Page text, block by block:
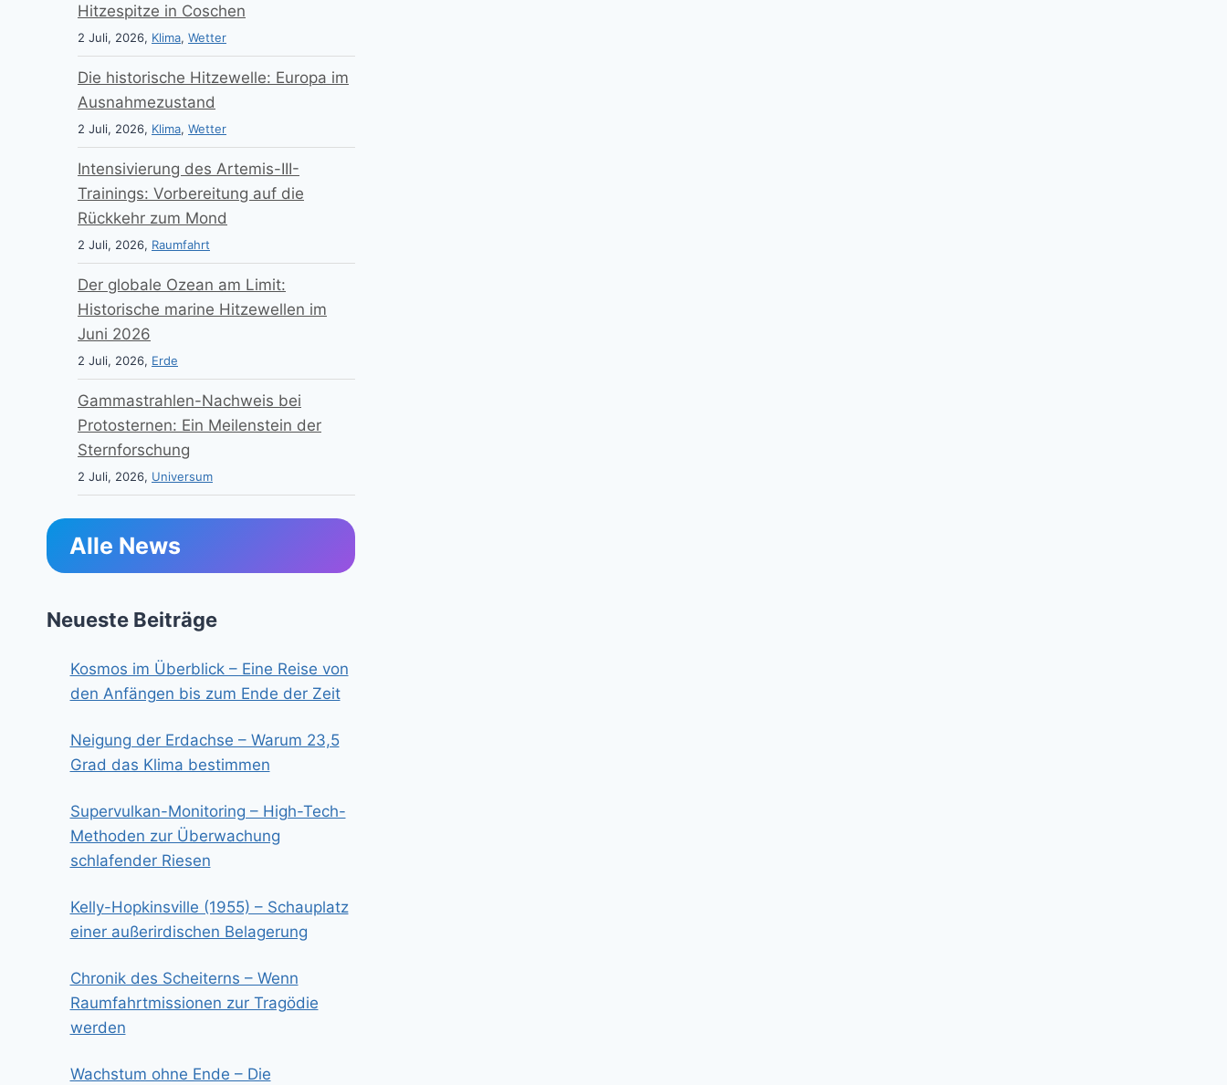
Hitzespitze in Coschen
2 Juli, 2026, Klima, Wetter
Die historische Hitzewelle: Europa im
Ausnahmezustand
2 Juli, 2026, Klima, Wetter
Intensivierung des Artemis-III-
Trainings: Vorbereitung auf die
Rückkehr zum Mond
2 Juli, 2026, Raumfahrt
Der globale Ozean am Limit:
Historische marine Hitzewellen im
Juni 2026
2 Juli, 2026, Erde
Gammastrahlen-Nachweis bei
Protosternen: Ein Meilenstein der
Sternforschung
2 Juli, 2026, Universum
Alle News
Neueste Beiträge
Kosmos im Überblick – Eine Reise von
den Anfängen bis zum Ende der Zeit
Neigung der Erdachse – Warum 23,5
Grad das Klima bestimmen
Supervulkan-Monitoring – High-Tech-
Methoden zur Überwachung
schlafender Riesen
Kelly-Hopkinsville (1955) – Schauplatz
einer außerirdischen Belagerung
Chronik des Scheiterns – Wenn
Raumfahrtmissionen zur Tragödie
werden
Wachstum ohne Ende – Die